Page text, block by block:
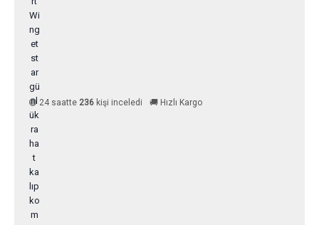
🟢 24 saatte 236 kişi inceledi 🚚 Hızlı Kargo